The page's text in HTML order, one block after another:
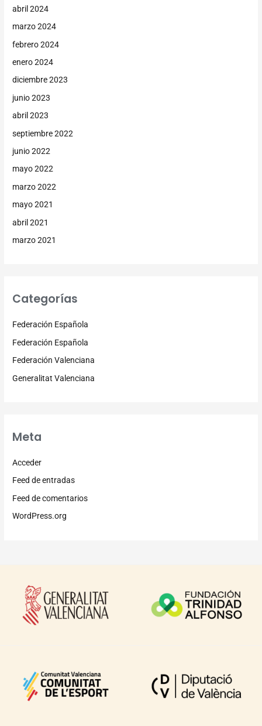
abril 2024
marzo 2024
febrero 2024
enero 2024
diciembre 2023
junio 2023
abril 2023
septiembre 2022
junio 2022
mayo 2022
marzo 2022
mayo 2021
abril 2021
marzo 2021
Categorías
Federación Española
Federación Española
Federación Valenciana
Generalitat Valenciana
Meta
Acceder
Feed de entradas
Feed de comentarios
WordPress.org